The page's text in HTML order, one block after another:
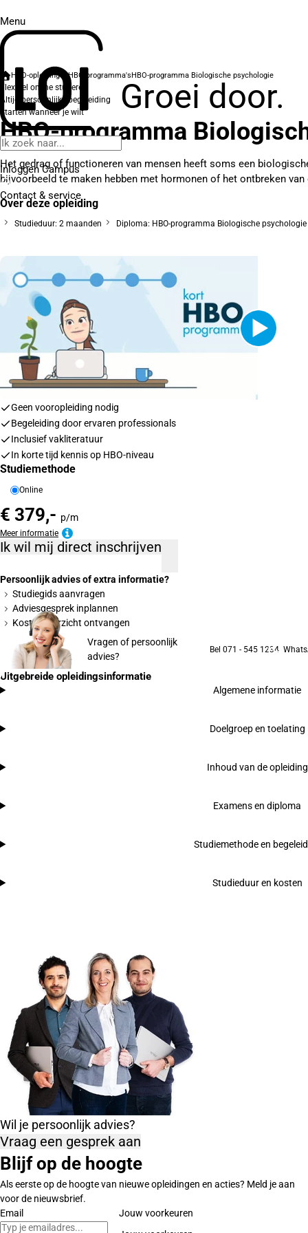
Menu
Groei door.
Inloggen Campus
Contact & service
HBO-opleidingenHBO-programma'sHBO-programma Biologische psychologie
Flexibel online studeren
Altijd persoonlijke begeleiding
Starten wanneer je wilt
HBO-programma
Het gedrag of functioneren van mensen heeft soms een
bijvoorbeeld te maken hebben met hormonen of het ontbreken
Over deze opleiding
Studieduur: 2 maanden Diploma: HBO-programma Biologische psychologie
Geen vooropleiding nodig
Begeleiding door ervaren professionals
Inclusief vakliteratuur
In korte tijd kennis op HBO-niveau
Studiemethode
Online
€ 379,- p/m
Meer informatie
Ik wil mij direct inschrijven
Persoonlijk advies of extra informatie?
Studiegids aanvragen
Adviesgesprek inplannen
Kostenoverzicht ontvangen
Vragen of persoonlijk
advies?
Bel 071 - 545 1234
Uitgebreide opleidingsinformatie
Algemene informatie
Doelgroep en toelating
Inhoud van de opleiding
Examens en diploma
Studiemethode en
Studieduur en kosten
Wil je persoonlijk advies?
Vraag een gesprek aan
Blijf op de hoogte
Als eerste op de hoogte van nieuwe opleidingen en acties? Meld je aan
voor de nieuwsbrief.
Email
Jouw voorkeuren